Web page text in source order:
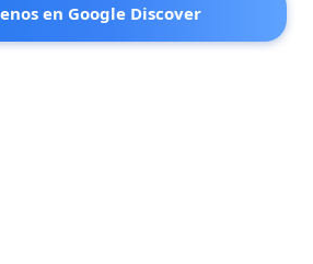
en Google Discover